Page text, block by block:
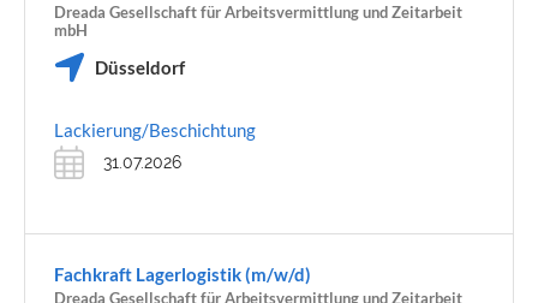
Dreada Gesellschaft für Arbeitsvermittlung und Zeitarbeit
mbH
Düsseldorf
Lackierung/Beschichtung
31.07.2026
Fachkraft Lagerlogistik (m/w/d)
Dreada Gesellschaft für Arbeitsvermittlung und Zeitarbeit